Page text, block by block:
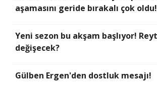
aşamasını geride bırakalı çok oldu!
Yeni sezon bu akşam başlıyor!
değişecek?
Gülben Ergen'den dostluk mesajı!